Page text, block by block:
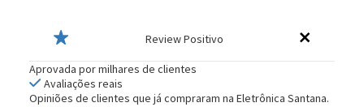
Review Positivo
Aprovada por milhares de clientes
Avaliações reais
Opiniões de clientes que já compraram na Eletrônica Santana.